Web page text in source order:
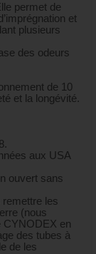
permet de
et
plusieurs
des odeurs
de 10
et la longévité.
aux USA
ouvert sans
les
(nous
CYNODEX en
des tubes à
de les